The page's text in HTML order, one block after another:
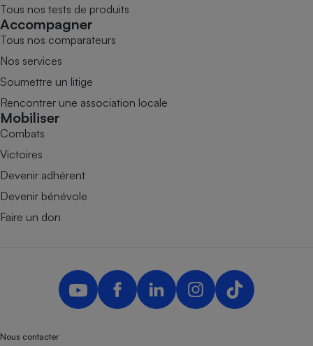
Tous nos tests de produits
Accompagner
Tous nos comparateurs
Nos services
Soumettre un litige
Rencontrer une association locale
Mobiliser
Combats
Victoires
Devenir adhérent
Devenir bénévole
Faire un don
Nous contacter